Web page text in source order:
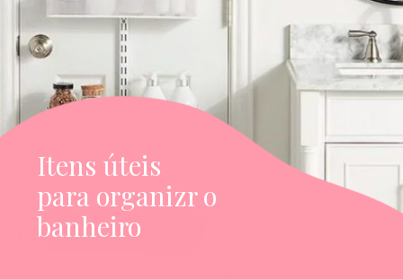
Itens úteis
para organizr o
banheiro